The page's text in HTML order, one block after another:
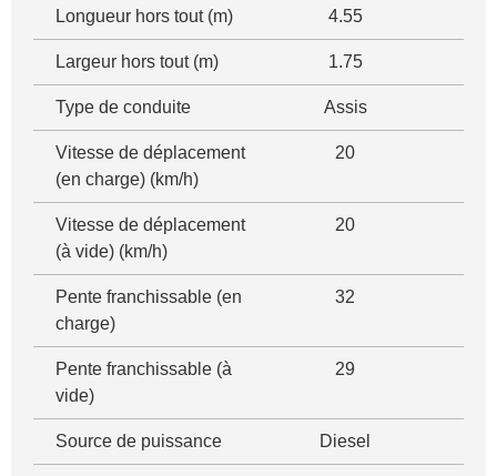
Longueur hors tout (m) 4.55
Largeur hors tout (m) 1.75
Type de conduite Assis
Vitesse de déplacement
(en charge) (km/h)
20
Vitesse de déplacement
(à vide) (km/h)
20
Pente franchissable (en
charge)
32
Pente franchissable (à
vide)
29
Source de puissance Diesel